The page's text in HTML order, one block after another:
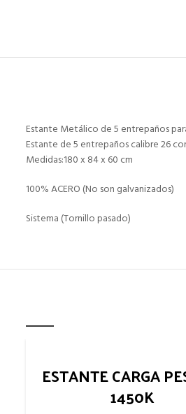
Estante Metálico de 5 entrepaños
Estante de 5 entrepaños calibre 26
Medidas:180 x 84 x 60 cm
100% ACERO (No son galvanizados)
Sistema (Tornillo pasado)
ESTANTE CARGA
1450K